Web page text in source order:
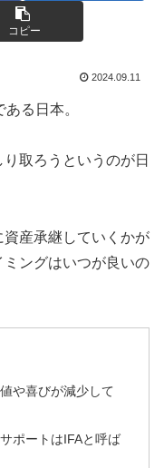
コピー
2024.09.11
る日本。
取ろうというのが日
産承継していくかが
ングはいつが良いの
や喜びが減少して
ポートはIFAと呼ば